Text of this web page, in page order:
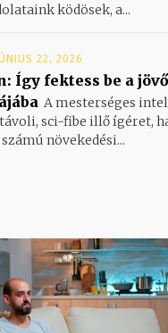
ködösek, a...
22, 2026
Így fektess be a jövő
A mesterséges
sci-fibe illő ígéret,
növekedési...